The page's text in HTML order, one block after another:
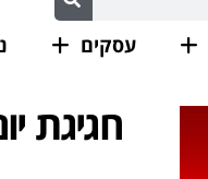
עסקים
חגיגת